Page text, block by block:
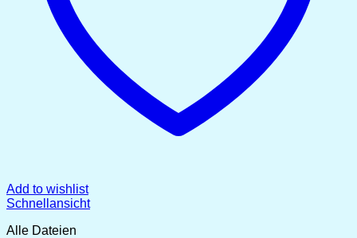
Add to wishlist
Schnellansicht
Alle Dateien